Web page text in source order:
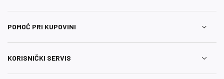
POMOĆ PRI KUPOVINI
KORISNIČKI SERVIS